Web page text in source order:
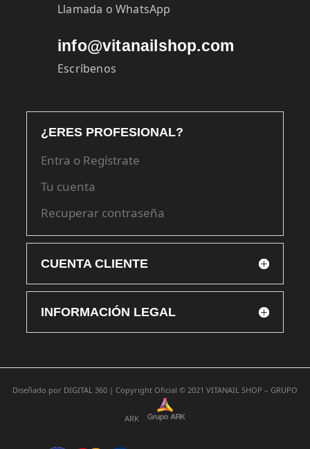
Llamada o WhatsApp
info@vitanailshop.com
Escríbenos
¿ERES PROFESIONAL?
Entra o Regístrate
Tu cuenta
Recuperar contraseña
CUENTA CLIENTE
INFORMACIÓN LEGAL
Diseñado por DIGITAL 360 | Copyright Oficial © 2021 VITANAIL SHOP – GRUPO
ARK